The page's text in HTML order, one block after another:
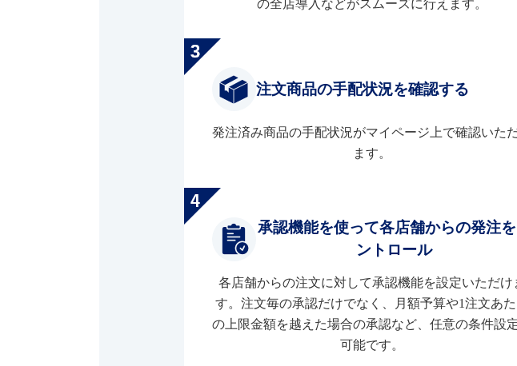
の全店導入などがスムーズに行えます。
注文商品の手配状況を確認する
発注済み商品の手配状況がマイページ上で確認いた
ます。
承認機能を使って各店舗からの発注
ントロール
各店舗からの注文に対して承認機能を設定いただけ
す。注文毎の承認だけでなく、月額予算や1注文あた
の上限金額を越えた場合の承認など、任意の条件設
可能です。